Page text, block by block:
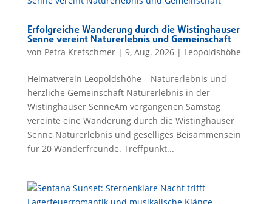
Erfolgreiche Wanderung durch die Wistinghauser
Senne vereint Naturerlebnis und Gemeinschaft
von Petra Kretschmer| 9, Aug. 2026| Leopoldshöhe
Heimatverein Leopoldshöhe – Naturerlebnis und
herzliche Gemeinschaft Naturerlebnis in der
Wistinghauser SenneAm vergangenen Samstag
vereinte eine Wanderung durch die Wistinghauser
Senne Naturerlebnis und geselliges Beisammensein
für 20 Wanderfreunde. Treffpunkt...